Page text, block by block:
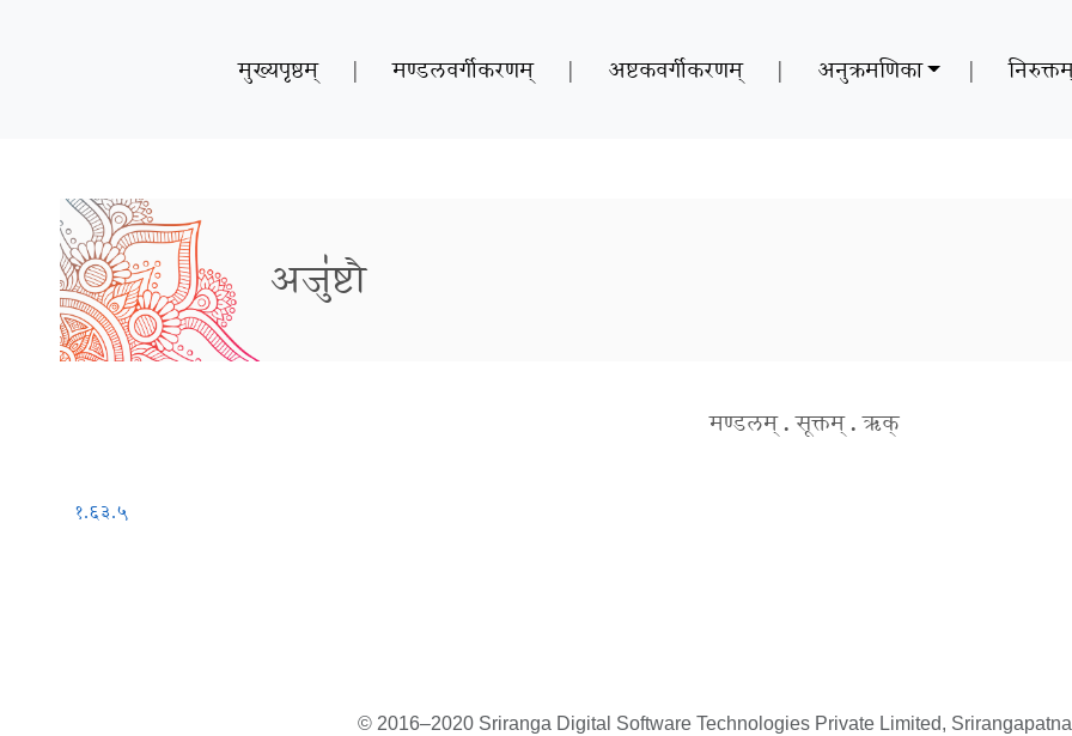
मुख्यपृष्ठम् | मण्डलवर्गीकरणम् | अष्टकवर्गीकरणम् | अनुक्रमणिका |
अजु॑ष्टौ
मण्डलम् . सूक्तम् . ऋक्
१.६३.५
© 2016–2020 Sriranga Digital Software Technologies Private Limited,